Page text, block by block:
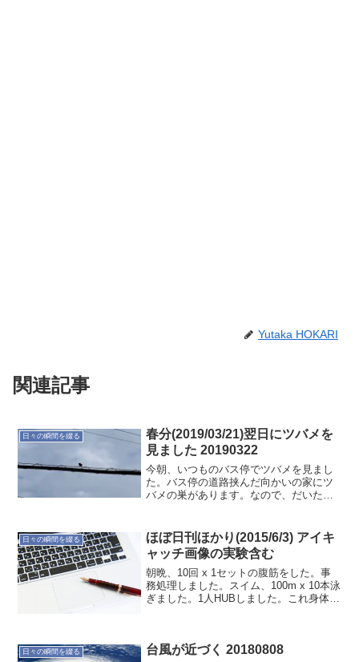
Yutaka HOKARI
関連記事
日々の瞬間を綴る
春分(2019/03/21)翌日にツバメを
見ました 20190322
今朝、いつものバス停でツバメを見まし
た。バス停の道路挟んだ向かいの家にツ
バメの巣があります。なので、だいたい
メたちの子育てを見ることになります。
あ〜そうなるといつもの...
日々の瞬間を綴る
ほぼ日刊ほかり(2015/6/3) アイキ
ャッチ画像の実験含む
朝晩、10回 x 1セットの腹筋をした。事
務処理しました。スイム、100m x 10本泳
ぎました。1人HUBしました。これ身体に
日々の瞬間を綴る 台風が近づく 20180808